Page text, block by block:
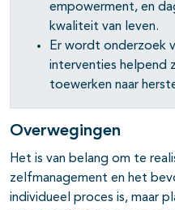
empowerment, en
kwaliteit van leven.
Er wordt onderzoek
interventies helpend
toewerken naar
Overwegingen
Het is van belang om te
zelfmanagement en het
individueel proces is, maar